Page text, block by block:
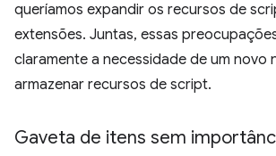
queríamos expandir os recursos de
extensões. Juntas, essas
claramente a necessidade de um novo
armazenar recursos de script.
Gaveta de itens sem